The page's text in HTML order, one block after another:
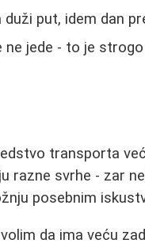
put, idem dan
ne jede - to je
transporta
razne svrhe - zar
posebnim
da ima veću